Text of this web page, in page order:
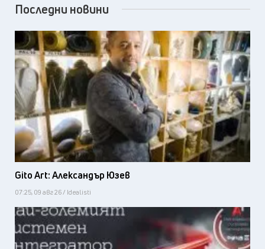
Последни новини
Gito Art: Александър Юзев
07:25, 09 авг 26 / Idealisti